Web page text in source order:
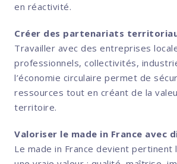
en réactivité.
Créer des partenariats
Travailler avec des entreprises
professionnels, collectivités,
l’économie circulaire permet de
ressources tout en créant de la
territoire.
Valoriser le made in France avec
Le made in France devient pertinent